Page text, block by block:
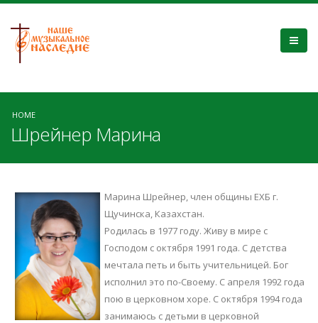
HOME
Шрейнер Марина
Марина Шрейнер, член общины ЕХБ г.
Щучинска, Казахстан.
Родилась в 1977 году. Живу в мире с
Господом с октября 1991 года. С детства
мечтала петь и быть учительницей. Бог
исполнил это по-Своему. С апреля 1992 года
пою в церковном хоре. С октября 1994 года
занимаюсь с детьми в церковной